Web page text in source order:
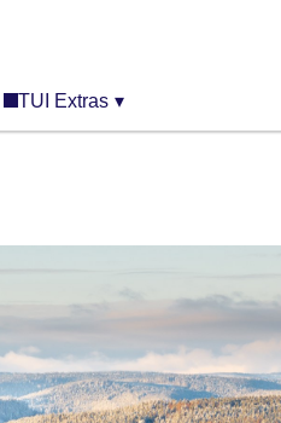
TUI Extras ▾